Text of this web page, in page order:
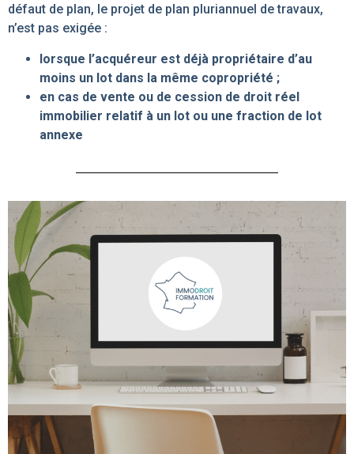
défaut de plan, le projet de plan pluriannuel de travaux,
n’est pas exigée :
lorsque l’acquéreur est déjà propriétaire d’au
moins un lot dans la même copropriété ;
en cas de vente ou de cession de droit réel
immobilier relatif à un lot ou une fraction de lot
annexe